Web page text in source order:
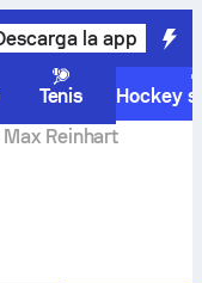
la app
Tenis
Hockey
Reinhart